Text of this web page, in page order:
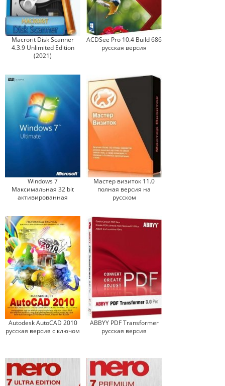
Macrorit Disk Scanner
4.3.9 Unlimited Edition
(2021)
ACDSee Pro 10.4 Build 686
русская версия
Windows 7
Максимальная 32 bit
активированная
Мастер визиток 11.0
полная версия на
русском
Autodesk AutoCAD 2010
русская версия с ключом
ABBYY PDF Transformer
русская версия